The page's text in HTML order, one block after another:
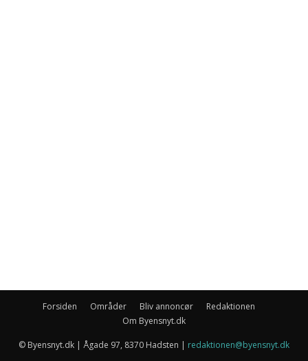
Forsiden Områder Bliv annoncør
Redaktionen
Om Byensnyt.dk
© Byensnyt.dk | Ågade 97, 8370 Hadsten | redaktionen@byensnyt.dk